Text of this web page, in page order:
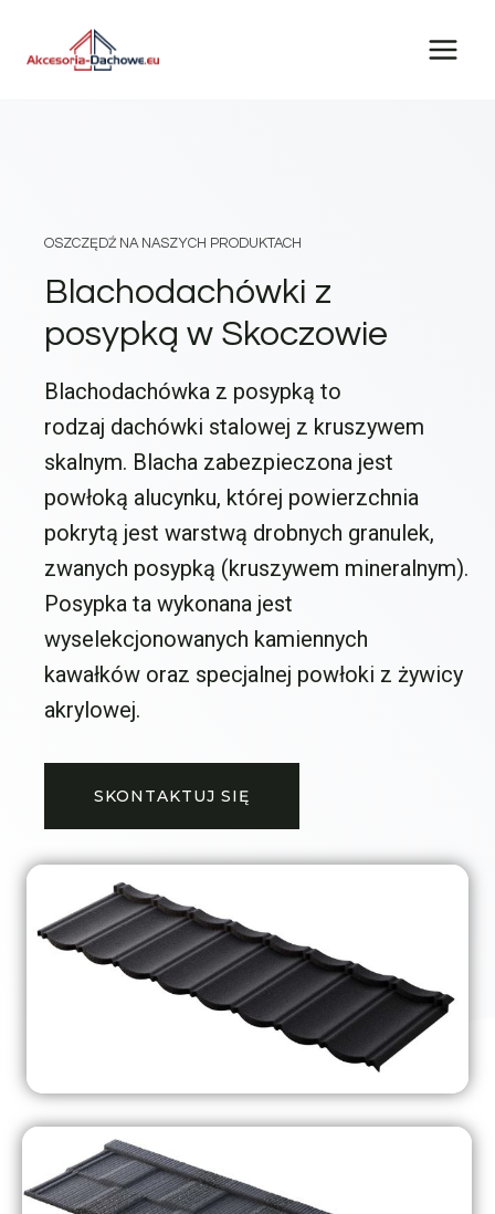
OSZCZĘDŹ NA NASZYCH PRODUKTACH
Blachodachówki z
posypką w Skoczowie
Blachodachówka z posypką to
rodzaj dachówki stalowej z kruszywem
skalnym. Blacha zabezpieczona jest
powłoką alucynku, której powierzchnia
pokrytą jest warstwą drobnych granulek,
zwanych posypką (kruszywem mineralnym).
Posypka ta wykonana jest
wyselekcjonowanych kamiennych
kawałków oraz specjalnej powłoki z żywicy
akrylowej.
SKONTAKTUJ SIĘ